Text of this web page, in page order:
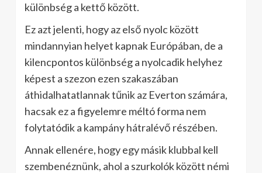
különbség a kettő között.
Ez azt jelenti, hogy az első nyolc között
mindannyian helyet kapnak Európában, de a
kilencpontos különbség a nyolcadik helyhez
képest a szezon ezen szakaszában
áthidalhatatlannak tűnik az Everton számára,
hacsak ez a figyelemre méltó forma nem
folytatódik a kampány hátralévő részében.
Annak ellenére, hogy egy másik klubbal kell
szembenéznünk, ahol a szurkolók között némi